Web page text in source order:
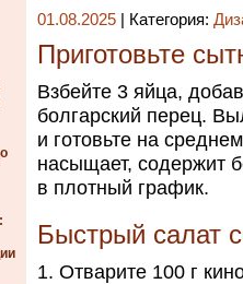
01.08.2025 | Категория:
Приготовьте
Взбейте 3 яйца,
болгарский перец.
и готовьте на
насыщает, содержит
в плотный график.
Быстрый салат
Отварите 100 г